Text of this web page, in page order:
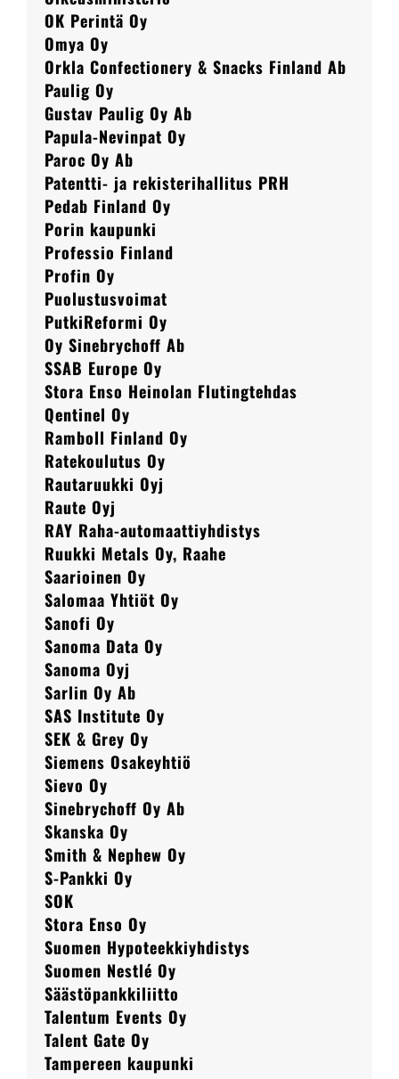
OK Perintä Oy
Omya Oy
Orkla Confectionery & Snacks Finland Ab
Paulig Oy
Gustav Paulig Oy Ab
Papula-Nevinpat Oy
Paroc Oy Ab
Patentti- ja rekisterihallitus PRH
Pedab Finland Oy
Porin kaupunki
Professio Finland
Profin Oy
Puolustusvoimat
PutkiReformi Oy
Oy Sinebrychoff Ab
SSAB Europe Oy
Stora Enso Heinolan Flutingtehdas
Qentinel Oy
Ramboll Finland Oy
Ratekoulutus Oy
Rautaruukki Oyj
Raute Oyj
RAY Raha-automaattiyhdistys
Ruukki Metals Oy, Raahe
Saarioinen Oy
Salomaa Yhtiöt Oy
Sanofi Oy
Sanoma Data Oy
Sanoma Oyj
Sarlin Oy Ab
SAS Institute Oy
SEK & Grey Oy
Siemens Osakeyhtiö
Sievo Oy
Sinebrychoff Oy Ab
Skanska Oy
Smith & Nephew Oy
S-Pankki Oy
SOK
Stora Enso Oy
Suomen Hypoteekkiyhdistys
Suomen Nestlé Oy
Säästöpankkiliitto
Talentum Events Oy
Talent Gate Oy
Tampereen kaupunki